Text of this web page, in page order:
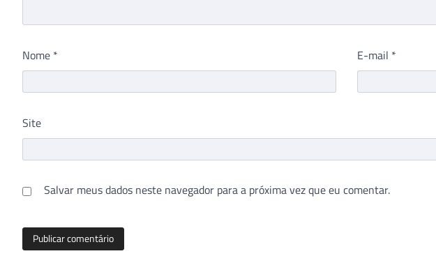
Nome * E-mail *
Site
Salvar meus dados neste navegador para a próxima vez que eu comentar.